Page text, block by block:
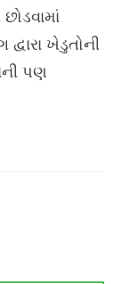
ખેડુતોની
પણ